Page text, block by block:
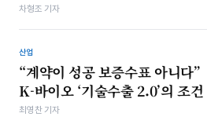
차형조 기자
산업
“계약이 성공 보증수표 아니다”
K-바이오 ‘기술수출 2.0’의 조건
최영찬 기자